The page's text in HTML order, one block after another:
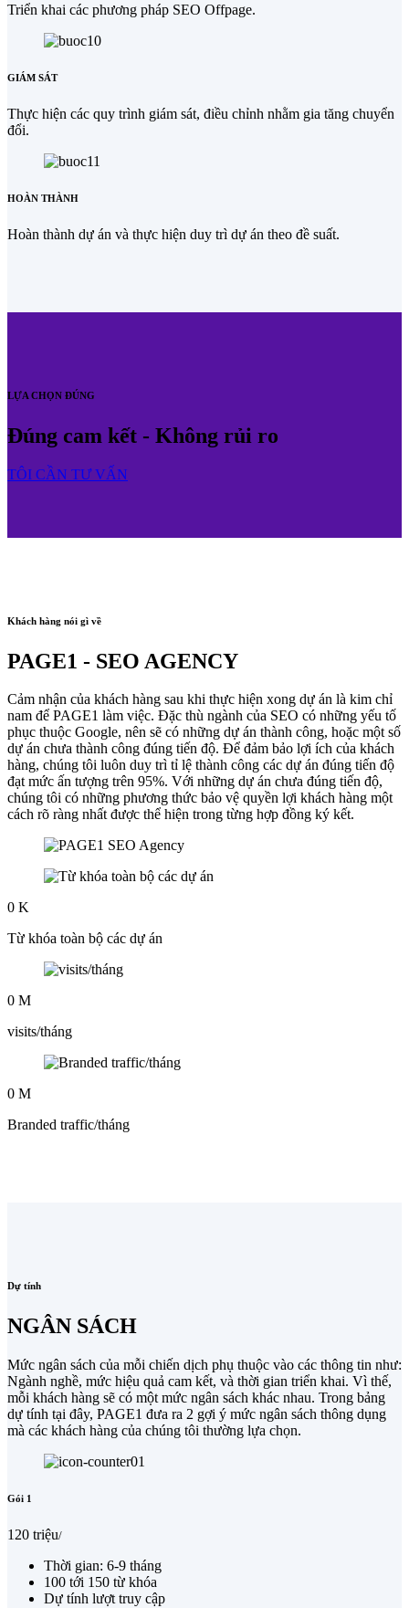
Triển khai các phương pháp SEO Offpage.
GIÁM SÁT
Thực hiện các quy trình giám sát, điều chỉnh nhằm gia tăng chuyển
đổi.
HOÀN THÀNH
Hoàn thành dự án và thực hiện duy trì dự án theo đề suất.
LỰA CHỌN ĐÚNG
Đúng cam kết - Không rủi ro
TÔI CẦN TƯ VẤN
Khách hàng nói gì về
PAGE1 - SEO AGENCY
Cảm nhận của khách hàng sau khi thực hiện xong dự án là kim chỉ
nam để PAGE1 làm việc. Đặc thù ngành của SEO có những yếu tố
phục thuộc Google, nên sẽ có những dự án thành công, hoặc một số
dự án chưa thành công đúng tiến độ. Để đảm bảo lợi ích của khách
hàng, chúng tôi luôn duy trì tỉ lệ thành công các dự án đúng tiến độ
đạt mức ấn tượng trên 95%. Với những dự án chưa đúng tiến độ,
chúng tôi có những phương thức bảo vệ quyền lợi khách hàng một
cách rõ ràng nhất được thể hiện trong từng hợp đồng ký kết.
0 K
Từ khóa toàn bộ các dự án
0 M
visits/tháng
0 M
Branded traffic/tháng
Dự tính
NGÂN SÁCH
Mức ngân sách của mỗi chiến dịch phụ thuộc vào các thông tin như:
Ngành nghề, mức hiệu quả cam kết, và thời gian triển khai. Vì thế,
mỗi khách hàng sẽ có một mức ngân sách khác nhau. Trong bảng
dự tính tại đây, PAGE1 đưa ra 2 gợi ý mức ngân sách thông dụng
mà các khách hàng của chúng tôi thường lựa chọn.
Gói 1
120 triệu/
Thời gian: 6-9 tháng
100 tới 150 từ khóa
Dự tính lượt truy cập